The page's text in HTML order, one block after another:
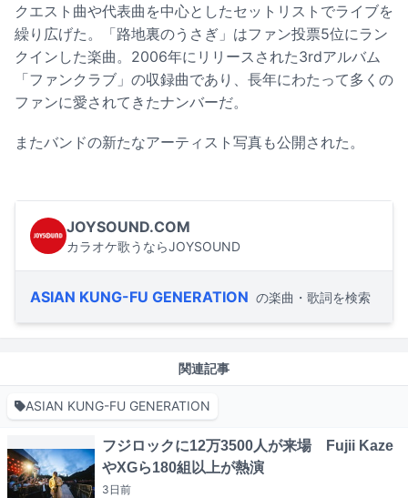
クエスト曲や代表曲を中心としたセットリストでライブを
繰り広げた。「路地裏のうさぎ」はファン投票5位にラン
クインした楽曲。2006年にリリースされた3rdアルバム
「ファンクラブ」の収録曲であり、長年にわたって多くの
ファンに愛されてきたナンバーだ。
またバンドの新たなアーティスト写真も公開された。
JOYSOUND.COM
カラオケ歌うならJOYSOUND
ASIAN KUNG-FU GENERATION の楽曲・歌詞を検索
関連記事
ASIAN KUNG-FU GENERATION
フジロックに12万3500人が来場 Fujii Kaze
やXGら180組以上が熱演
3日前